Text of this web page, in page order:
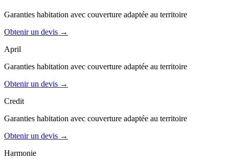
Garanties habitation avec couverture adaptée au territoire
Obtenir un devis →
April
Garanties habitation avec couverture adaptée au territoire
Obtenir un devis →
Credit
Garanties habitation avec couverture adaptée au territoire
Obtenir un devis →
Harmonie